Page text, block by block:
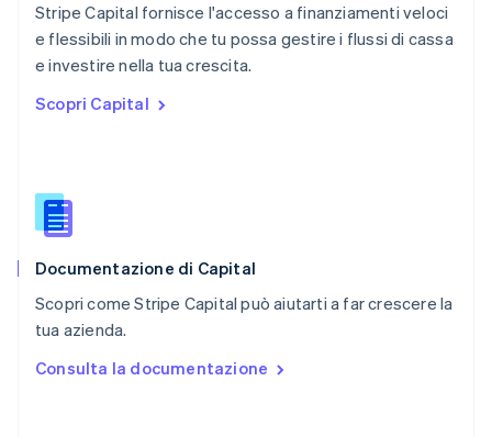
Stripe Capital fornisce l'accesso a finanziamenti veloci
e flessibili in modo che tu possa gestire i flussi di cassa
e investire nella tua crescita.
Scopri Capital
Documentazione di Capital
Scopri come Stripe Capital può aiutarti a far crescere la
tua azienda.
Consulta la documentazione
English简体中文
Regno Unito
English
English
English
Slovacchia
Slovenia
Spagna
EspañolEnglish
English Español简体中文